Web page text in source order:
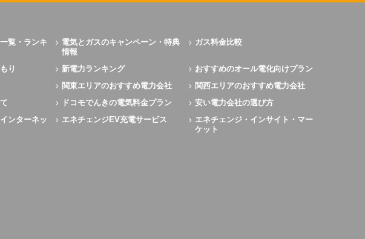
覧・ランキ
電気とガスのキャンペーン・特典
情報
ガス料金比較
り 新電力ランキング
おすすめのオール電化向けプラン
関東エリアのおすすめ電力会社
関西エリアのおすすめ電力会社
ドコモでんきの電気料金プラン
安い電力会社の選び方
ンターネッ
エネチェンジEV充電サービス
エネチェンジ・インサイト・マー
ケット